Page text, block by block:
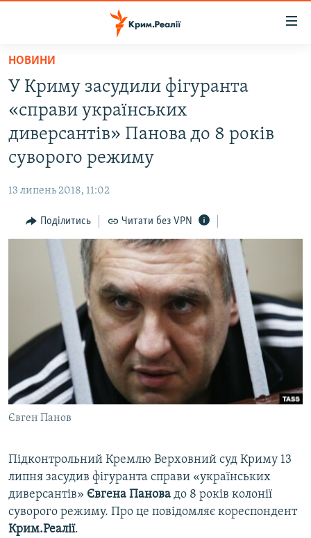
Перейти
основного
матеріалу
Перейти
до
основної
Перейти
пошуку
ВОДА.КРИМ
ВІДЕО ТА ФОТО
ІНТЕРВ'Ю
СПЕЦПРОЕКТИ
ВІДЕОУРОКИ «ELIFBE»
СВІДЧЕННЯ ОКУПАЦІЇ
УКРАЇНСЬКА ПРОБЛЕМА КРИМУ
ІНФОГРАФІКА
ЯК ОБІЙТИ БЛОКУВАННЯ
Русский
Qırımtatar
ДОЛУЧАЙСЯ!
Усі сайти RFE/RL
НОВИНИ
У Криму засудили фігуранта
«справи українських
диверсантів» Панова до 8 років
суворого режиму
13 липень 2018, 11:02
Поділитись Читати без VPN
Євген Панов
Підконтрольний Кремлю Верховний суд Криму 13
липня засудив фігуранта справи «українських
диверсантів» Євгена Панова до 8 років колонії
суворого режиму. Про це повідомляє кореспондент
Крим.Реалії.